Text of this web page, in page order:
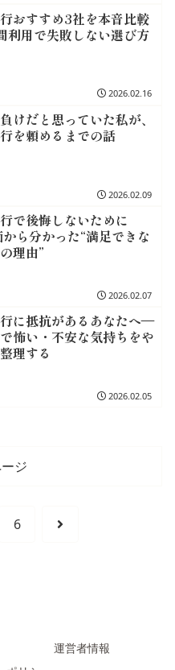
おすすめ3社を本音比較
利用で失敗しない選び方
2026.02.16
けだと思っていた私が、
を頼めるまでの話
2026.02.09
で後悔しないために
から分かった“満足できな
理由”
2026.02.07
に抵抗があるあなたへ—
怖い・不安な気持ちをや
理する
2026.02.05
ジ
6
次
運営者情報